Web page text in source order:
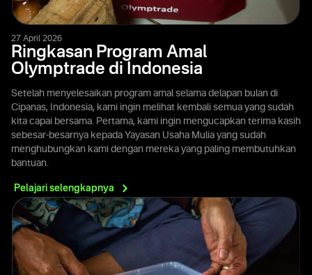
27 April 2026
Ringkasan Program Amal
Olymptrade di Indonesia
Setelah menyelesaikan program amal selama delapan bulan di
Cipanas, Indonesia, kami ingin melihat kembali semua yang sudah
kita capai bersama. Pertama, kami ingin mengucapkan terima kasih
sebesar-besarnya kepada Yayasan Usaha Mulia yang sudah
menghubungkan kami dengan mereka yang paling membutuhkan
bantuan.
Pelajari selengkapnya